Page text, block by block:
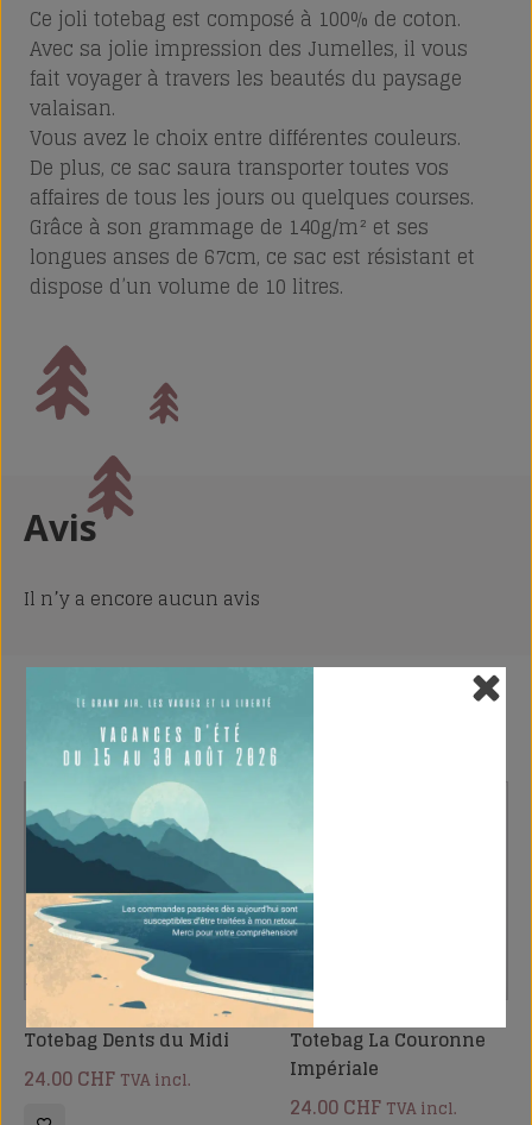
Ce joli totebag est composé à 100% de coton.
Avec sa jolie impression des Jumelles, il vous
fait voyager à travers les beautés du paysage
valaisan.
Vous avez le choix entre différentes couleurs.
De plus, ce sac saura transporter toutes vos
affaires de tous les jours ou quelques courses.
Grâce à son grammage de 140g/m² et ses
longues anses de 67cm, ce sac est résistant et
dispose d’un volume de 10 litres.
Avis
Il n’y a encore aucun avis
Tu pourrais aussi aimer
Totebag Dents du Midi
24.00CHF TVA incl.
Totebag La Couronne
Impériale
24.00CHF TVA incl.